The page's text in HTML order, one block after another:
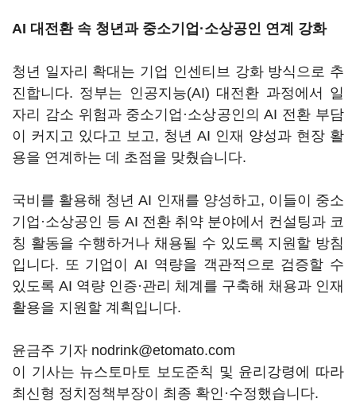
AI 대전환 속 청년과 중소기업·소상공인 연계 강화
청년 일자리 확대는 기업 인센티브 강화 방식으로 추
진합니다. 정부는 인공지능(AI) 대전환 과정에서 일
자리 감소 위험과 중소기업·소상공인의 AI 전환 부담
이 커지고 있다고 보고, 청년 AI 인재 양성과 현장 활
용을 연계하는 데 초점을 맞췄습니다.
국비를 활용해 청년 AI 인재를 양성하고, 이들이 중소
기업·소상공인 등 AI 전환 취약 분야에서 컨설팅과 코
칭 활동을 수행하거나 채용될 수 있도록 지원할 방침
입니다. 또 기업이 AI 역량을 객관적으로 검증할 수
있도록 AI 역량 인증·관리 체계를 구축해 채용과 인재
활용을 지원할 계획입니다.
윤금주 기자 nodrink@etomato.com
이 기사는 뉴스토마토 보도준칙 및 윤리강령에 따라
최신형 정치정책부장이 최종 확인·수정했습니다.